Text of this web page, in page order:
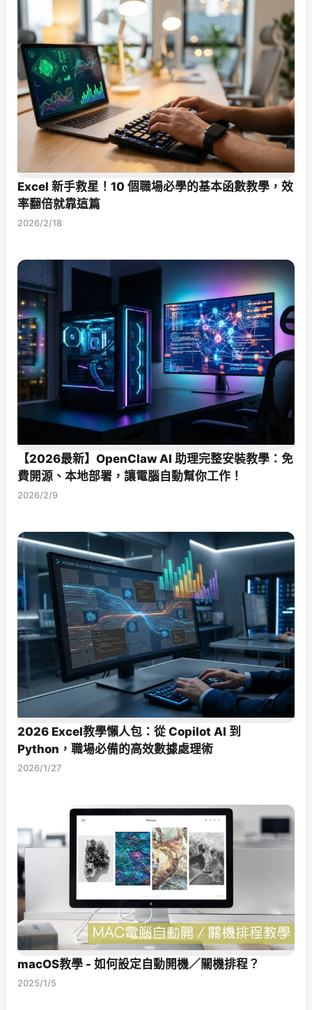
Excel 新手救星！10 個職場必學的基本函數教學，效
率翻倍就靠這篇
2026/2/18
【2026最新】OpenClaw AI 助理完整安裝教學：免
費開源、本地部署，讓電腦自動幫你工作！
2026/2/9
2026 Excel教學懶人包：從 Copilot AI 到
Python，職場必備的高效數據處理術
2026/1/27
macOS教學 - 如何設定自動開機／關機排程？
2025/1/5